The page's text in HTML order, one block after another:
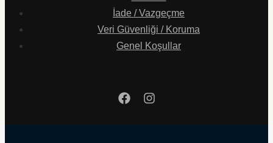
İade / Vazgeçme
Veri Güvenliği / Koruma
Genel Koşullar